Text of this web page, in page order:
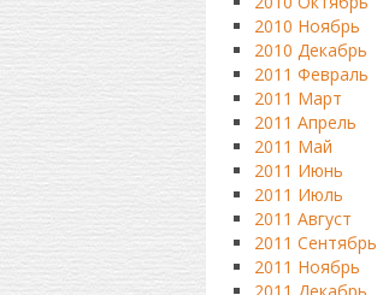
2010 Ноябрь
2010 Декабрь
2011 Февраль
2011 Март
2011 Апрель
2011 Май
2011 Июнь
2011 Июль
2011 Август
2011 Сентябрь
2011 Ноябрь